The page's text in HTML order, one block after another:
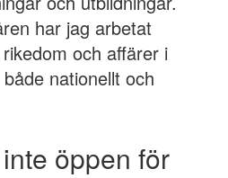
har jag arbetat
och affärer i
nationellt och
öppen för